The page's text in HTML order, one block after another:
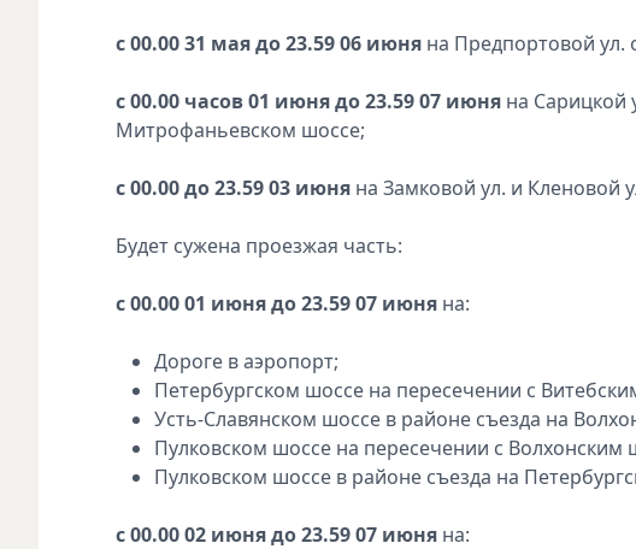
с 00.00 31 мая до 23.59 06 июня на Предпортовой ул.
с 00.00 часов 01 июня до 23.59 07 июня на Сарицкой
Митрофаньевском шоссе;
с 00.00 до 23.59 03 июня на Замковой ул. и Кленовой
Будет сужена проезжая часть:
с 00.00 01 июня до 23.59 07 июня на:
Дороге в аэропорт;
Петербургском шоссе на пересечении с
Усть-Славянском шоссе в районе съезда на
Пулковском шоссе на пересечении с Волхонским
Пулковском шоссе в районе съезда на
с 00.00 02 июня до 23.59 07 июня на: